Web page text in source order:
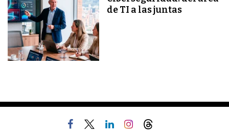
de TI a las juntas